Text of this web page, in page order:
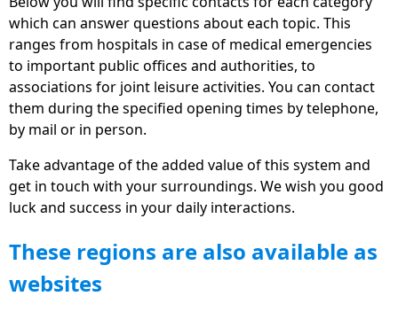
y ampliamente disponible a través de su
versión en el sitio web deutschland.welcome-app-
germany.de
Plataforma asociada www.Familie-und-
Beruf.online, para un mejor equilibrio entre la vida
laboral y personal disponible en forma de
PC.
La nueva sección "Mercado de trabajo" ofrece
ingresar en el mundo laboral.
Videos explicativos animados directamente en
which can answer questions about each topic. This
ranges from hospitals in case of medical emergencies
to important public offices and authorities, to
associations for joint leisure activities. You can contact
them during the specified opening times by telephone,
by mail or in person.
Take advantage of the added value of this system and
get in touch with your surroundings. We wish you good
luck and success in your daily interactions.
These regions are also available as
websites